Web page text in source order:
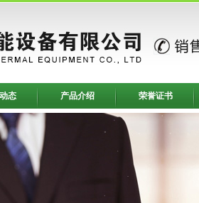
态 产品介绍 荣誉证书